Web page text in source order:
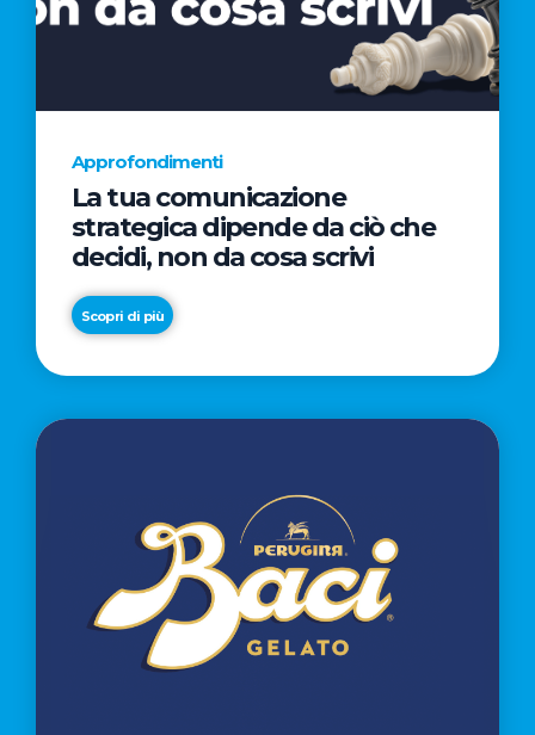
AL
CINEMA
NELLA
CAMPAGNA
REGISTA
PREMIO
OSCAR®
Approfondimenti
La tua comunicazione
strategica dipende da ciò che
decidi, non da cosa scrivi
Scopri di più